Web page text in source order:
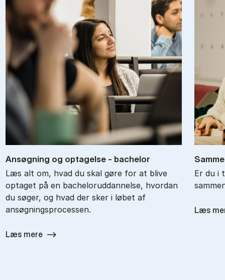
An­søg­ning og op­ta­gel­se - ba­chel­or
Læs alt om, hvad du skal gøre for at blive
optaget på en bacheloruddannelse, hvordan
du søger, og hvad der sker i løbet af
ansøgningsprocessen.
Læs mere
Er du i
Læs